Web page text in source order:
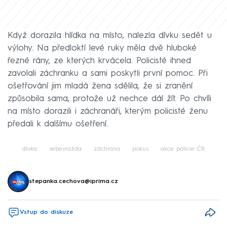
Když dorazila hlídka na místo, nalezla dívku sedět u
výlohy. Na předloktí levé ruky měla dvě hluboké
řezné rány, ze kterých krvácela. Policisté ihned
zavolali záchranku a sami poskytli první pomoc. Při
ošetřování jim mladá žena sdělila, že si zranění
způsobila sama, protože už nechce dál žít. Po chvíli
na místo dorazili i záchranáři, kterým policisté ženu
předali k dalšímu ošetření.
dívka sebevražda záchrana pokus akce policie ČR
stepanka.cechova@iprima.cz
Vstup do diskuze